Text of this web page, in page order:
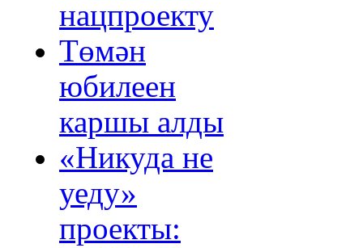
нацпроекту
Төмән
юбилеен
каршы алды
«Никуда не
уеду»
проекты: